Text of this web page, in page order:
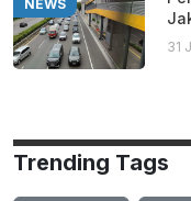
NEWS
31
Trending Tags